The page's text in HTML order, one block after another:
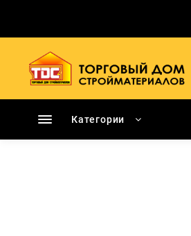
содержимому
Категории